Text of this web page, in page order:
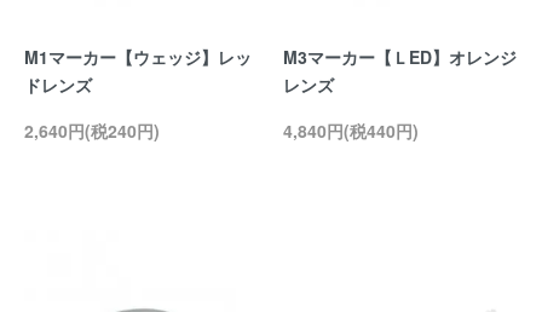
M1マーカー【ウェッジ】レッ
ドレンズ
2,640円(税240円)
M3マーカー【ＬED】オレンジ
レンズ
4,840円(税440円)